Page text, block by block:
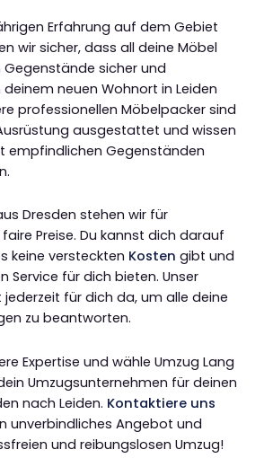
Erfahrung auf dem Gebiet
wir sicher, dass all deine Möbel
sicher und
neuen Wohnort in Leiden
professionellen Möbelpacker sind
ausgestattet und wissen
empfindlichen Gegenständen
Dresden stehen wir für
Preise. Du kannst dich darauf
keine versteckten Kosten gibt und
Service für dich bieten. Unser
jederzeit für dich da, um alle deine
zu beantworten.
Expertise und wähle Umzug Lang
Umzugsunternehmen für deinen
nach Leiden. Kontaktiere uns
unverbindliches Angebot und
und reibungslosen Umzug!